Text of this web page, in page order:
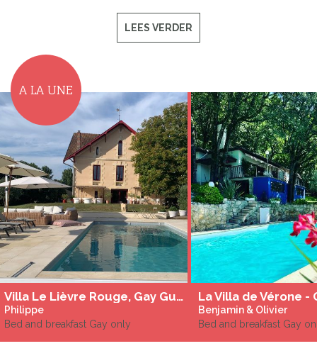
LEES VERDER
A LA UNE
Villa Le Lièvre Rouge, Gay Guesthouse in het hart van Entre-Deux-Mers
Philippe
Bed and breakfast Gay only
La Villa de Vérone -
Benjamin & Olivier
Bed and breakfast Gay